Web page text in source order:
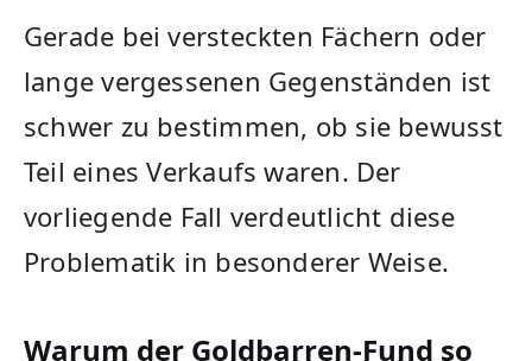
Gerade bei versteckten Fächern oder
lange vergessenen Gegenständen ist
schwer zu bestimmen, ob sie bewusst
Teil eines Verkaufs waren. Der
vorliegende Fall verdeutlicht diese
Problematik in besonderer Weise.
Warum der Goldbarren-Fund so